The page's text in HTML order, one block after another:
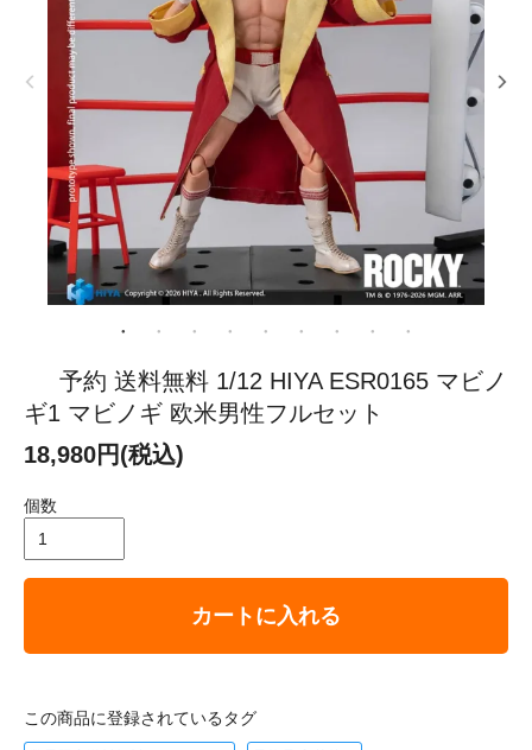
予約 送料無料 1/12 HIYA ESR0165 マビノ
ギ1 マビノギ 欧米男性フルセット
18,980円(税込)
個数
カートに入れる
この商品に登録されているタグ